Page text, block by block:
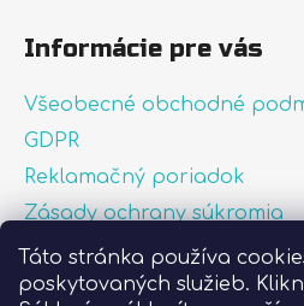
Táto stránka používa
poskytovaných služieb.
Informácie pre vás
Všeobecné obchodné
GDPR
Reklamačný poriadok
Zásady ochrany súkromia
Zásady používania
O nás